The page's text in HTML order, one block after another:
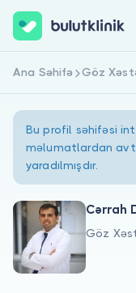
Haqqımızda
Xəstələr üçün
Qeydiyyat
Ana Səhifə Göz
Bu profil səhifəsi
məlumatlardan
yaradılmışdır.
Cərrah
Göz